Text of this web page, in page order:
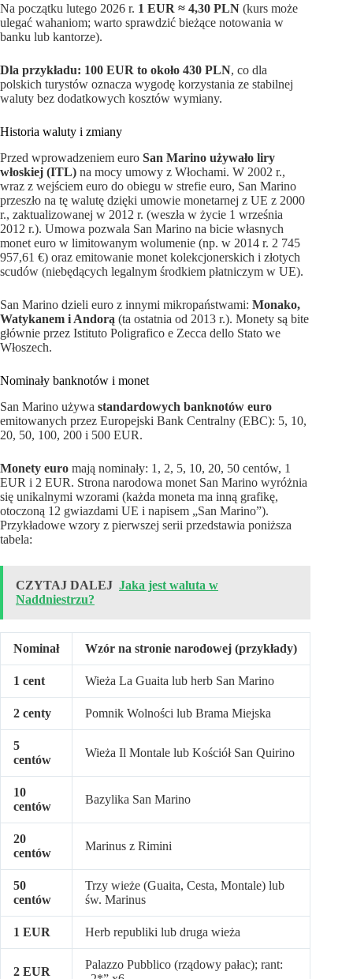
Na początku lutego 2026 r. 1 EUR ≈ 4,30 PLN (kurs może
ulegać wahaniom; warto sprawdzić bieżące notowania w
banku lub kantorze).
Dla przykładu: 100 EUR to około 430 PLN, co dla
polskich turystów oznacza wygodę korzystania ze stabilnej
waluty bez dodatkowych kosztów wymiany.
Historia waluty i zmiany
Przed wprowadzeniem euro San Marino używało liry
włoskiej (ITL) na mocy umowy z Włochami. W 2002 r.,
wraz z wejściem euro do obiegu w strefie euro, San Marino
przeszło na tę walutę dzięki umowie monetarnej z UE z 2000
r., zaktualizowanej w 2012 r. (weszła w życie 1 września
2012 r.). Umowa pozwala San Marino na bicie własnych
monet euro w limitowanym wolumenie (np. w 2014 r. 2 745
957,61 €) oraz emitowanie monet kolekcjonerskich i złotych
scudów (niebędących legalnym środkiem płatniczym w UE).
San Marino dzieli euro z innymi mikropaństwami: Monako,
Watykanem i Andorą (ta ostatnia od 2013 r.). Monety są bite
głównie przez Istituto Poligrafico e Zecca dello Stato we
Włoszech.
Nominały banknotów i monet
San Marino używa standardowych banknotów euro
emitowanych przez Europejski Bank Centralny (EBC): 5, 10,
20, 50, 100, 200 i 500 EUR.
Monety euro mają nominały: 1, 2, 5, 10, 20, 50 centów, 1
EUR i 2 EUR. Strona narodowa monet San Marino wyróżnia
się unikalnymi wzorami (każda moneta ma inną grafikę,
otoczoną 12 gwiazdami UE i napisem „San Marino”).
Przykładowe wzory z pierwszej serii przedstawia poniższa
tabela:
CZYTAJ DALEJ Jaka jest waluta w
Naddniestrzu?
Nominał Wzór na stronie narodowej (przykłady)
1 cent Wieża La Guaita lub herb San Marino
2 centy Pomnik Wolności lub Brama Miejska
5
centów
Wieża Il Montale lub Kościół San Quirino
10
centów
Bazylika San Marino
20
centów
Marinus z Rimini
50
centów
Trzy wieże (Guaita, Cesta, Montale) lub
św. Marinus
1 EUR Herb republiki lub druga wieża
2 EUR
Palazzo Pubblico (rządowy pałac); rant: